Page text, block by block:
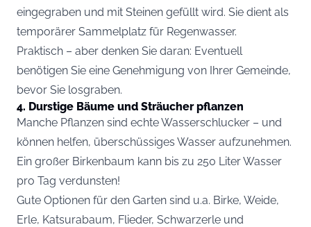
eingegraben und mit Steinen gefüllt wird. Sie dient als
temporärer Sammelplatz für Regenwasser.
Praktisch – aber denken Sie daran: Eventuell
benötigen Sie eine Genehmigung von Ihrer Gemeinde,
bevor Sie losgraben.
4. Durstige Bäume und Sträucher pflanzen
Manche Pflanzen sind echte Wasserschlucker – und
können helfen, überschüssiges Wasser aufzunehmen.
Ein großer Birkenbaum kann bis zu 250 Liter Wasser
pro Tag verdunsten!
Gute Optionen für den Garten sind u.a. Birke, Weide,
Erle, Katsurabaum, Flieder, Schwarzerle und